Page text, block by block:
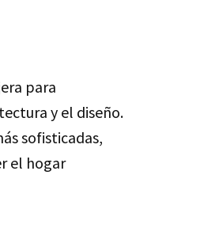
para
y el diseño.
sofisticadas,
el hogar